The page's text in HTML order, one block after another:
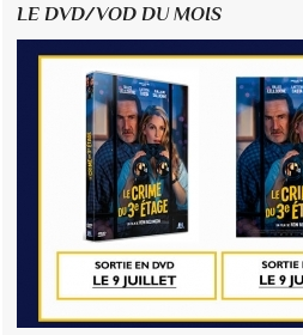
LE DVD/VOD DU MOIS